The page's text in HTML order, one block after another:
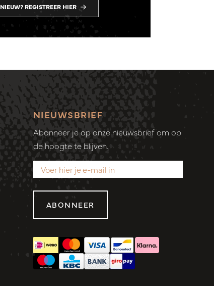
NIEUW? REGISTREER HIER
NIEUWSBRIEF
Abonneer je op onze nieuwsbrief om op
de hoogte te blijven.
ABONNEER